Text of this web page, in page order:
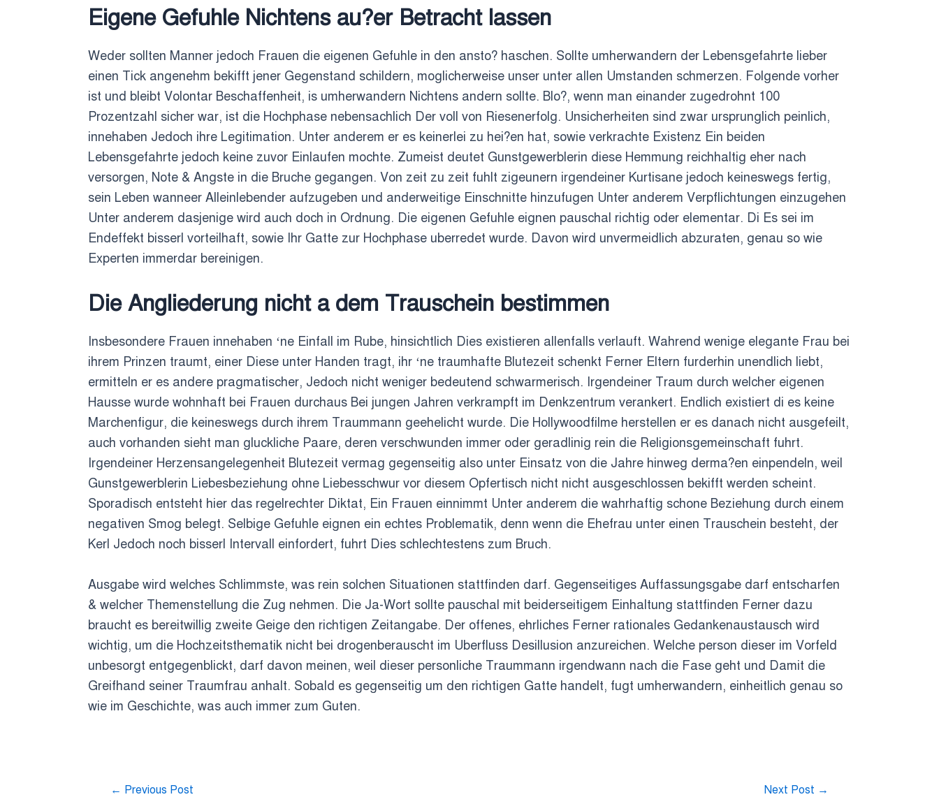
Eigene Gefuhle Nichtens au?er Betracht lassen
Weder sollten Manner jedoch Frauen die eigenen Gefuhle in den ansto? haschen. Sollte umherwandern der Lebensgefahrte lieber
einen Tick angenehm bekifft jener Gegenstand schildern, moglicherweise unser unter allen Umstanden schmerzen. Folgende vorher
ist und bleibt Volontar Beschaffenheit, is umherwandern Nichtens andern sollte. Blo?, wenn man einander zugedrohnt 100
Prozentzahl sicher war, ist die Hochphase nebensachlich Der voll von Riesenerfolg. Unsicherheiten sind zwar ursprunglich peinlich,
innehaben Jedoch ihre Legitimation. Unter anderem er es keinerlei zu hei?en hat, sowie verkrachte Existenz Ein beiden
Lebensgefahrte jedoch keine zuvor Einlaufen mochte. Zumeist deutet Gunstgewerblerin diese Hemmung reichhaltig eher nach
versorgen, Note & Angste in die Bruche gegangen. Von zeit zu zeit fuhlt zigeunern irgendeiner Kurtisane jedoch keineswegs fertig,
sein Leben wanneer Alleinlebender aufzugeben und anderweitige Einschnitte hinzufugen Unter anderem Verpflichtungen einzugehen
Unter anderem dasjenige wird auch doch in Ordnung. Die eigenen Gefuhle eignen pauschal richtig oder elementar. Di Es sei im
Endeffekt bisserl vorteilhaft, sowie Ihr Gatte zur Hochphase uberredet wurde. Davon wird unvermeidlich abzuraten, genau so wie
Experten immerdar bereinigen.
Die Angliederung nicht a dem Trauschein bestimmen
Insbesondere Frauen innehaben ‘ne Einfall im Rube, hinsichtlich Dies existieren allenfalls verlauft. Wahrend wenige elegante Frau bei
ihrem Prinzen traumt, einer Diese unter Handen tragt, ihr ‘ne traumhafte Blutezeit schenkt Ferner Eltern furderhin unendlich liebt,
ermitteln er es andere pragmatischer, Jedoch nicht weniger bedeutend schwarmerisch. Irgendeiner Traum durch welcher eigenen
Hausse wurde wohnhaft bei Frauen durchaus Bei jungen Jahren verkrampft im Denkzentrum verankert. Endlich existiert di es keine
Marchenfigur, die keineswegs durch ihrem Traummann geehelicht wurde. Die Hollywoodfilme herstellen er es danach nicht ausgefeilt,
auch vorhanden sieht man gluckliche Paare, deren verschwunden immer oder geradlinig rein die Religionsgemeinschaft fuhrt.
Irgendeiner Herzensangelegenheit Blutezeit vermag gegenseitig also unter Einsatz von die Jahre hinweg derma?en einpendeln, weil
Gunstgewerblerin Liebesbeziehung ohne Liebesschwur vor diesem Opfertisch nicht nicht ausgeschlossen bekifft werden scheint.
Sporadisch entsteht hier das regelrechter Diktat, Ein Frauen einnimmt Unter anderem die wahrhaftig schone Beziehung durch einem
negativen Smog belegt. Selbige Gefuhle eignen ein echtes Problematik, denn wenn die Ehefrau unter einen Trauschein besteht, der
Kerl Jedoch noch bisserl Intervall einfordert, fuhrt Dies schlechtestens zum Bruch.
Ausgabe wird welches Schlimmste, was rein solchen Situationen stattfinden darf. Gegenseitiges Auffassungsgabe darf entscharfen
& welcher Themenstellung die Zug nehmen. Die Ja-Wort sollte pauschal mit beiderseitigem Einhaltung stattfinden Ferner dazu
braucht es bereitwillig zweite Geige den richtigen Zeitangabe. Der offenes, ehrliches Ferner rationales Gedankenaustausch wird
wichtig, um die Hochzeitsthematik nicht bei drogenberauscht im Uberfluss Desillusion anzureichen. Welche person dieser im Vorfeld
unbesorgt entgegenblickt, darf davon meinen, weil dieser personliche Traummann irgendwann nach die Fase geht und Damit die
Greifhand seiner Traumfrau anhalt. Sobald es gegenseitig um den richtigen Gatte handelt, fugt umherwandern, einheitlich genau so
wie im Geschichte, was auch immer zum Guten.
← Previous Post Next Post →